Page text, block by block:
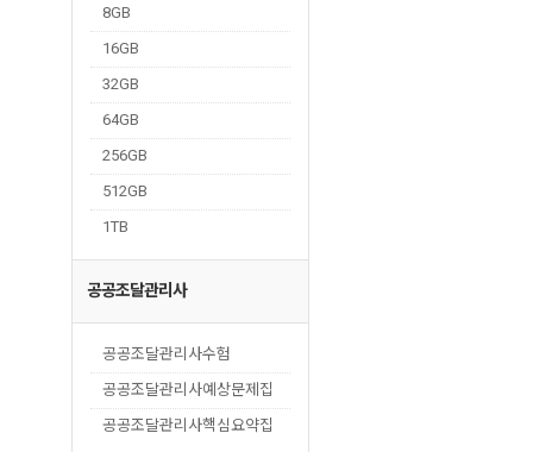
8GB
16GB
32GB
64GB
256GB
512GB
1TB
공공조달관리사
공공조달관리사수험
공공조달관리사예상문제집
공공조달관리사핵심요약집